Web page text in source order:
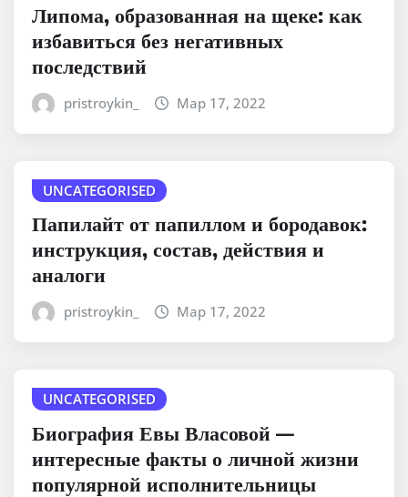
Липома, образованная на щеке: как
избавиться без негативных
последствий
pristroykin_ Мар 17, 2022
UNCATEGORISED
Папилайт от папиллом и бородавок:
инструкция, состав, действия и
аналоги
pristroykin_ Мар 17, 2022
UNCATEGORISED
Биография Евы Власовой —
интересные факты о личной жизни
популярной исполнительницы